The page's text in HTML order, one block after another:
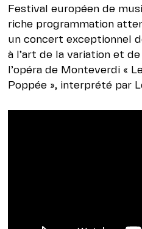
Festival européen de
riche programmation
un concert exceptionnel
à l’art de la variation et
l’opéra de Monteverdi «
Poppée », interprété par